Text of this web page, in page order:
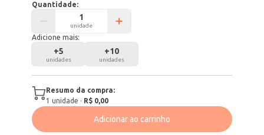
Quantidade:
unidade
Adicione mais:
+5
unidades
+10
unidades
Resumo da compra:
1 unidade · R$ 0,00
Adicionar ao carrinho